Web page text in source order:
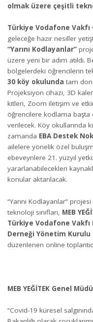
olmak üzere çeşitli
Türkiye Vodafone Vakfı
geleceğe hazır nesiller
“Yarını Kodlayanlar”
üzere yeni bir adım atıldı.
bölgelerdeki öğrencilerin
30 köy okulunda tam
Projeksiyon cihazı, 3D
kitleri, Zoom iletişim ve
öğrencilere kodlama
verilecek. Köy okullarında
zamanda EBA Destek
ailelere yönelik özel
ebeveynlere 21. yüzyıl
yararlanabilecekleri
konular aktarılacak.
“Yarını Kodlayanlar”
teknoloji sınıfları, MEB
Türkiye Vodafone Vakfı
Derneği Yönetim Kurulu
düzenlenen online
MEB YEĞİTEK Genel
“Covid-19 küresel